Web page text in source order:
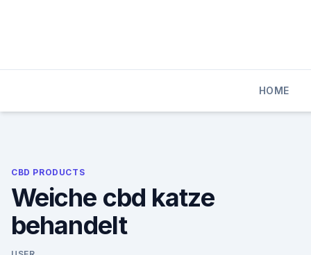
HOME
CBD PRODUCTS
Weiche cbd katze
behandelt